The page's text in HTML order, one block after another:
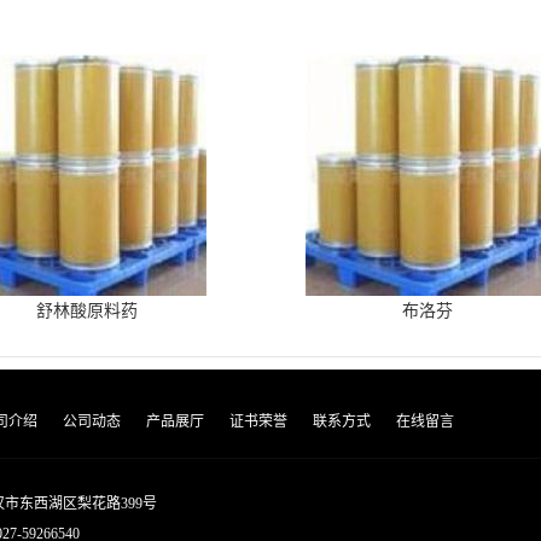
舒林酸原料药 布洛芬
介绍 公司动态 产品展厅 证书荣誉 联系方式 在线留言
市东西湖区梨花路399号
59266540